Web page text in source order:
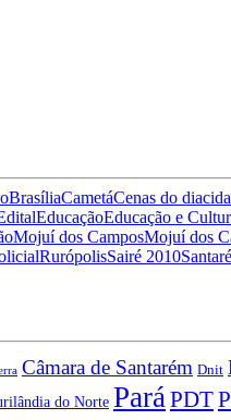
BrasíliaCametáCenas do dia
EducaçãoEducação e
Mojuí dos CamposMojuí dos
RurópolisSairé 2010
Câmara de Santarém Dnit
do Norte ParáPDT